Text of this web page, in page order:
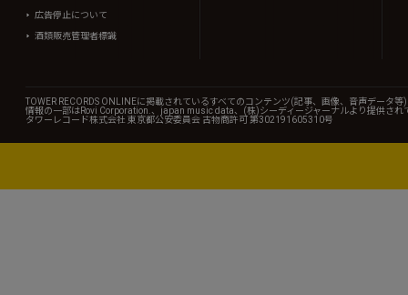
広告停止について
酒類販売管理者標識
TOWER RECORDS ONLINEに掲載されているすべてのコンテンツ(記事、画像、音声データ
情報の一部はRovi Corporation.、japan music data、(株)シーディージャーナルより提供され
タワーレコード株式会社 東京都公安委員会 古物商許可 第302191605310号